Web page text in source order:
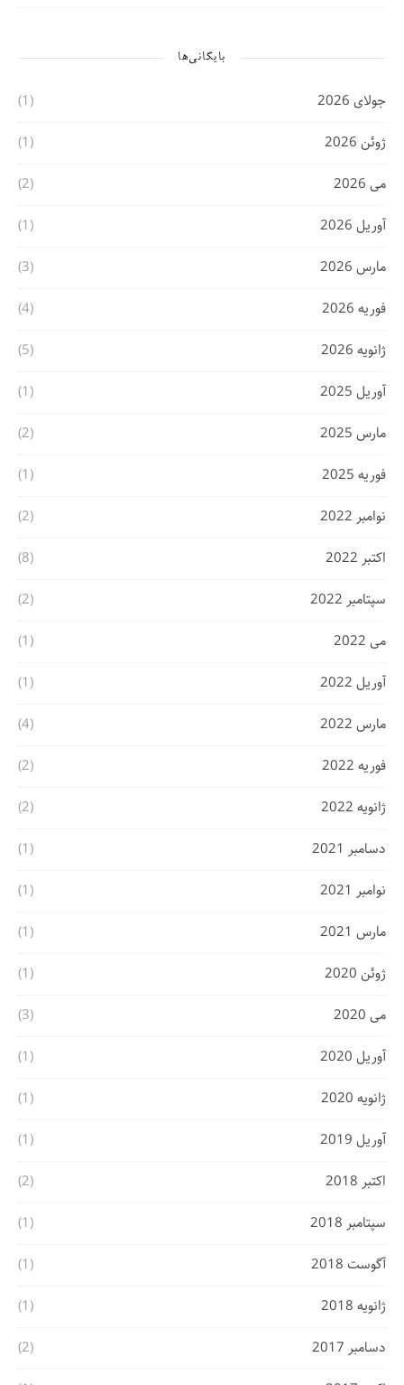
بایگانی‌ها
جولای 2026
(1)
ژوئن 2026
(1)
می 2026
(2)
آوریل 2026
(1)
مارس 2026
(3)
فوریه 2026
(4)
ژانویه 2026
(5)
آوریل 2025
(1)
مارس 2025
(2)
فوریه 2025
(1)
نوامبر 2022
(2)
اکتبر 2022
(8)
سپتامبر 2022
(2)
می 2022
(1)
آوریل 2022
(1)
مارس 2022
(4)
فوریه 2022
(2)
ژانویه 2022
(2)
دسامبر 2021
(1)
نوامبر 2021
(1)
مارس 2021
(1)
ژوئن 2020
(1)
می 2020
(3)
آوریل 2020
(1)
ژانویه 2020
(1)
آوریل 2019
(1)
اکتبر 2018
(2)
سپتامبر 2018
(1)
آگوست 2018
(1)
ژانویه 2018
(1)
دسامبر 2017
(2)